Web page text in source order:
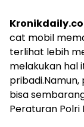
cat mobil
terlihat lebih
melakukan hal
bisa
Peraturan Polri